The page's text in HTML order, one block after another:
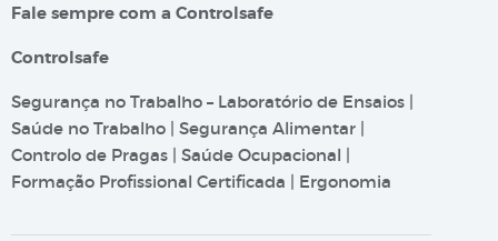
Fale sempre com a Controlsafe
Controlsafe
Segurança no Trabalho – Laboratório de Ensaios |
Saúde no Trabalho | Segurança Alimentar |
Controlo de Pragas | Saúde Ocupacional |
Formação Profissional Certificada | Ergonomia